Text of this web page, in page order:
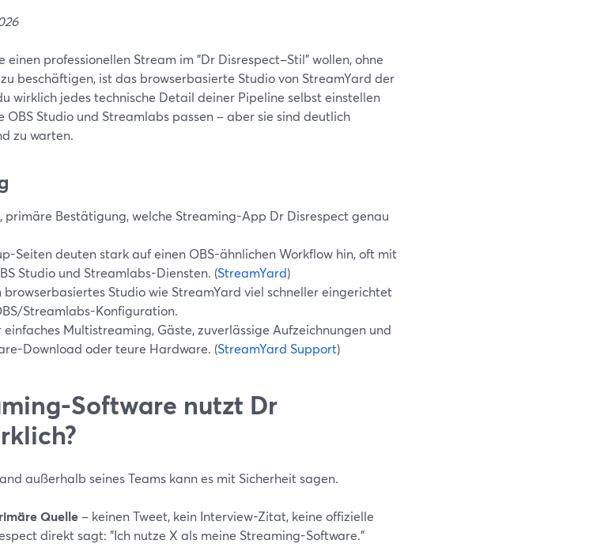
einen professionellen Stream im "Dr Disrespect–Stil" wollen, ohne
beschäftigen, ist das browserbasierte Studio von StreamYard der
wirklich jedes technische Detail deiner Pipeline selbst einstellen
OBS Studio und Streamlabs passen – aber sie sind deutlich
zu warten.
primäre Bestätigung, welche Streaming-App Dr Disrespect genau
Seiten deuten stark auf einen OBS-ähnlichen Workflow hin, oft mit
Studio und Streamlabs-Diensten. (StreamYard)
browserbasiertes Studio wie StreamYard viel schneller eingerichtet
Streamlabs-Konfiguration.
Multistreaming, Gäste, zuverlässige Aufzeichnungen und
Download oder teure Hardware. (StreamYard Support)
Software nutzt Dr
außerhalb seines Teams kann es mit Sicherheit sagen.
Quelle – keinen Tweet, kein Interview-Zitat, keine offizielle
direkt sagt: "Ich nutze X als meine Streaming-Software."